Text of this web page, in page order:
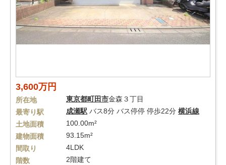
3,600万円
所在地 東京都町田市金森３丁目
最寄り駅
成瀬駅 バス8分 バス停停 停歩22分 横浜線
土地面積
100.00m²
建物面積
93.15m²
間取り
4LDK
階数
2階建て